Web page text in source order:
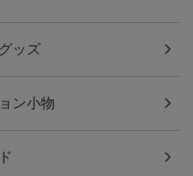
ッズ
ン小物